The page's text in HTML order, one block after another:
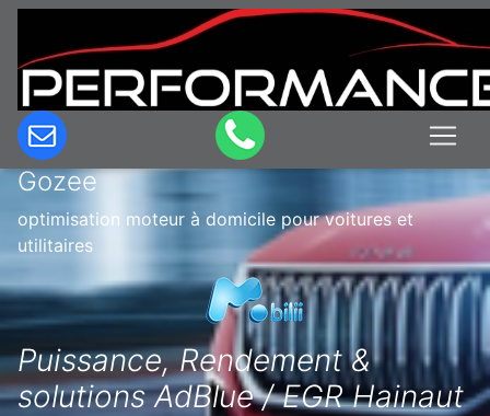
Optimisation & Reprogrammation
moteur à domicile en Belgique à
Gozee
optimisation moteur à domicile pour voitures et
utilitaires
Puissance, Rendement &
solutions AdBlue / EGR Hainaut